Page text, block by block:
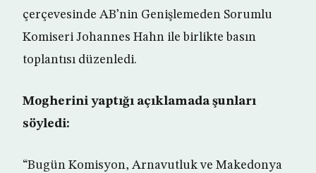
çerçevesinde AB’nin Genişlemeden Sorumlu
Komiseri Johannes Hahn ile birlikte basın
toplantısı düzenledi.
Mogherini yaptığı açıklamada şunları
söyledi:
“Bugün Komisyon, Arnavutluk ve Makedonya